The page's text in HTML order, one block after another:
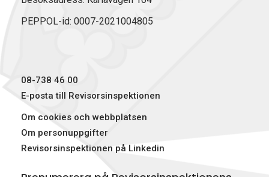
o
I
t
PEPPOL-id: 0007-2021004805
08-738 46 00
E-posta till Revisorsinspektionen
Om cookies och webbplatsen
Om personuppgifter
Revisorsinspektionen på Linkedin